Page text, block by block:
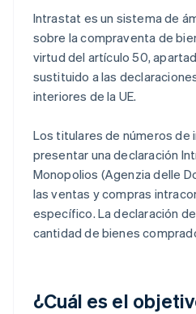
Intrastat es un sistema de
sobre la compraventa de
virtud del artículo 50,
sustituido a las
interiores de la UE.
Los titulares de números de
presentar una declaración
Monopolios (Agenzia delle
las ventas y compras
específico. La declaración
cantidad de bienes
¿Cuál es el